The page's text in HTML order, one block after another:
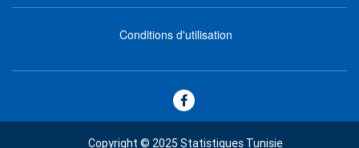
footer
Conditions d'utilisation
Copyright © 2025 Statistiques Tunisie